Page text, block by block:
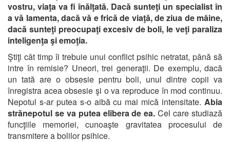
vostru, viaţa va fi înălţată. Dacă sunteţi un specialist în
a vă lamenta, dacă vă e frică de viaţă, de ziua de mâine,
dacă sunteţi preocupaţi excesiv de boli, le veţi paraliza
inteligenţa şi emoţia.
Ştiţi cât timp îi trebuie unui conflict psihic netratat, până să
intre în remisie? Uneori, trei generaţii. De exemplu, dacă
un tată are o obsesie pentru boli, unul dintre copii va
înregistra acea obsesie şi o va reproduce în mod continuu.
Nepotul s-ar putea s-o aibă cu mai mică intensitate. Abia
strănepotul se va putea elibera de ea. Cel care studiază
funcţiile memoriei, cunoaşte gravitatea procesului de
transmitere a bolilor psihice.